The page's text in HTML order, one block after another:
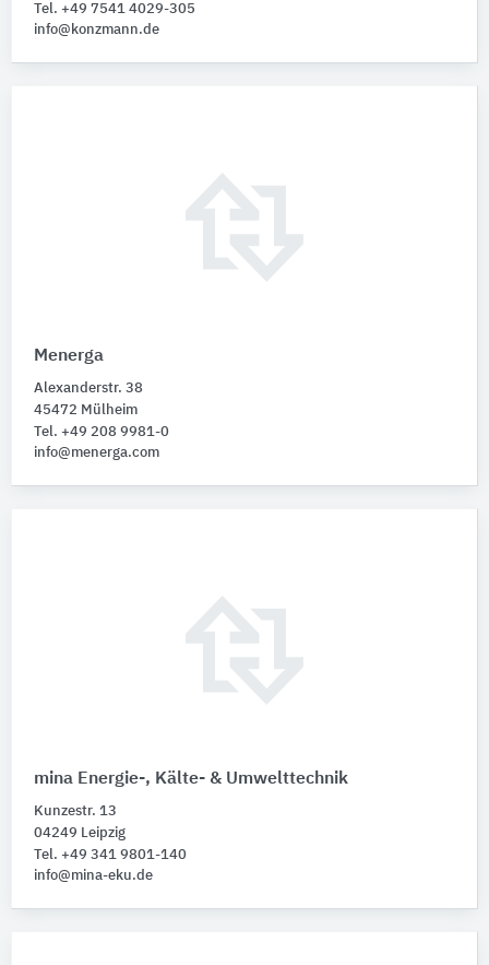
Tel. +49 7541 4029-305
info@konzmann.de
Menerga
Alexanderstr. 38
45472 Mülheim
Tel. +49 208 9981-0
info@menerga.com
mina Energie-, Kälte- & Umwelttechnik
Kunzestr. 13
04249 Leipzig
Tel. +49 341 9801-140
info@mina-eku.de